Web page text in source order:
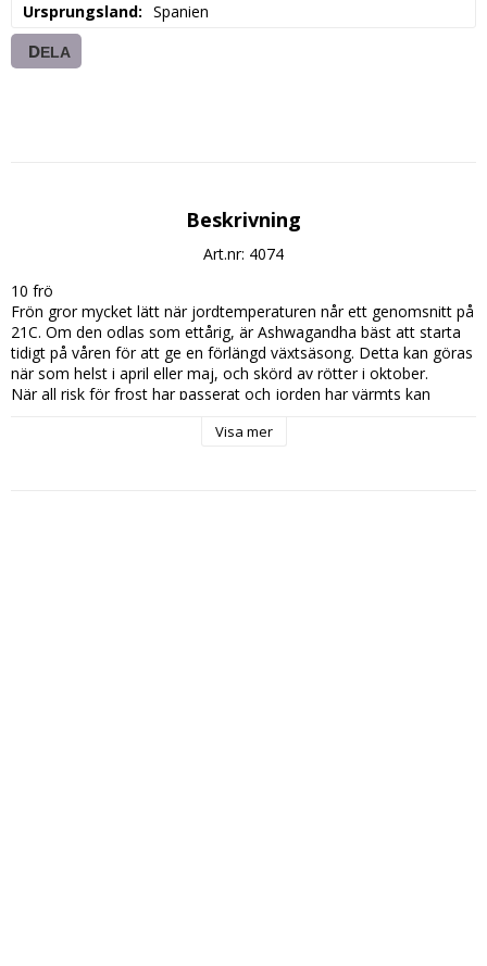
Ursprungsland Spanien
DELA
Beskrivning
Art.nr: 4074
10 frö
Frön gror mycket lätt när jordtemperaturen når ett genomsnitt på
21C. Om den odlas som ettårig, är Ashwagandha bäst att starta
tidigt på våren för att ge en förlängd växtsäsong. Detta kan göras
när som helst i april eller maj, och skörd av rötter i oktober.
När all risk för frost har passerat och jorden har värmts kan
Växterna trivs i torra förhållanden och trivs i värmen. Ge den en
Visa mer